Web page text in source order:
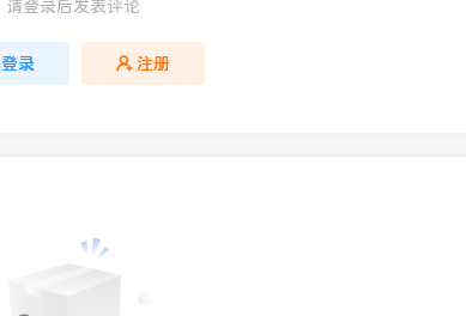
请登录后发表评论
登录 注册